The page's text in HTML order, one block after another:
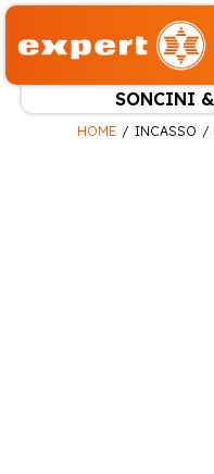
SONCINI
HOME INCASSO